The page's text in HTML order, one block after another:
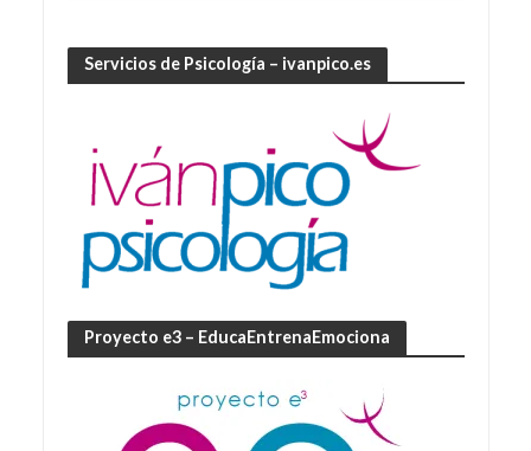
Servicios de Psicología – ivanpico.es
Proyecto e3 – EducaEntrenaEmociona